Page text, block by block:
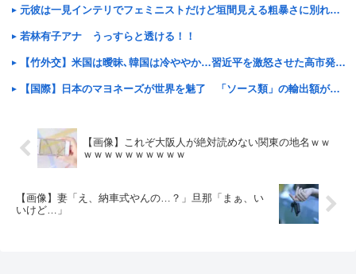
元彼は一見インテリでフェミニストだけど垣間見える粗暴さに別れを決めた。その後別の人と結婚したが色々行き詰まってる時にメールがきた
若林有子アナ うっすらと透ける！！
【竹外交】米国は曖昧､韓国は冷ややか…習近平を激怒させた高市発言に｢無言の支持｣を示した国の大胆な手法
【国際】日本のマヨネーズが世界を魅了 「ソース類」の輸出額が過去最高を更新 人気の裏には卵黄のコク アメリカでは“日本風”が誕生
【画像】これぞ大阪人が絶対読めない関東の地名ｗｗ
ｗｗｗｗｗｗｗｗｗｗ
【画像】妻「え、納車式やんの…？」旦那「まぁ、い
いけど…」